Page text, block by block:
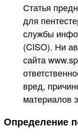
Статья
для
службы
(CISO). Ни
сайта
вред,
материалов
Определение